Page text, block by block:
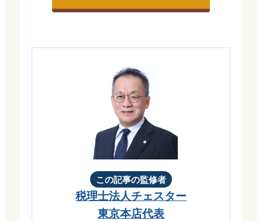
この記事の監修者
税理士法人チェスター
東京本店代表